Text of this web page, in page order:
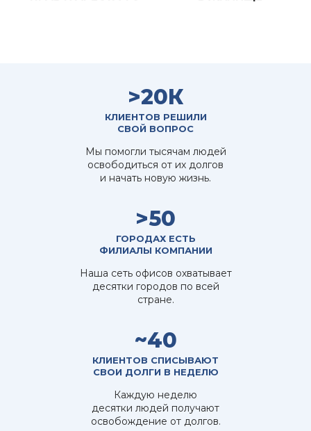
>20К
КЛИЕНТОВ РЕШИЛИ
СВОЙ ВОПРОС
Мы помогли тысячам людей
освободиться от их долгов
и начать новую жизнь.
>50
ГОРОДАХ ЕСТЬ
ФИЛИАЛЫ КОМПАНИИ
Наша сеть офисов охватывает
десятки городов по всей
стране.
~40
КЛИЕНТОВ СПИСЫВАЮТ
СВОИ ДОЛГИ В НЕДЕЛЮ
Каждую неделю
десятки людей получают
освобождение от долгов.